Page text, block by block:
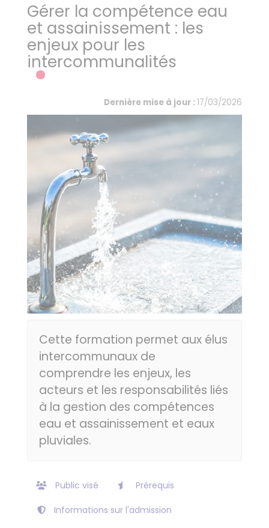
Gérer la compétence eau
et assainissement : les
enjeux pour les
intercommunalités
Dernière mise à jour : 17/03/2026
Cette formation permet aux élus
intercommunaux de
comprendre les enjeux, les
acteurs et les responsabilités liés
à la gestion des compétences
eau et assainissement et eaux
pluviales.
Public visé Prérequis
Informations sur l'admission